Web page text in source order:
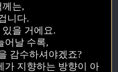
는,
니다.
을 거에요.
어날 수록,
감수하셔야겠죠?
가 지향하는 방향이 아